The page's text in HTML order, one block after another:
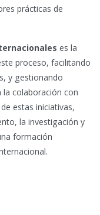
prácticas de
es la
proceso, facilitando
y gestionando
colaboración con
estas iniciativas,
la investigación y
formación